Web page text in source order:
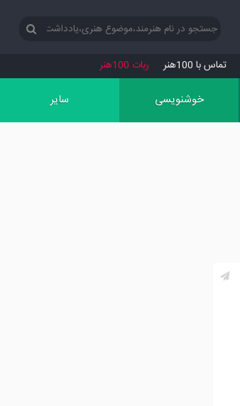
تماس با 100هنر ربات 100هنر
خوشنویسی سایر